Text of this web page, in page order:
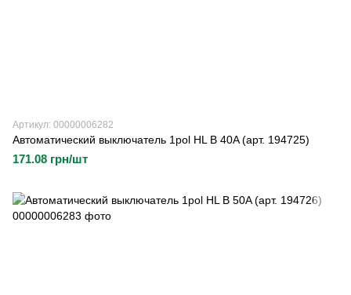
Артикул: 00000006282
Автоматический выключатель 1pol HL B 40A (арт. 194725)
171.08 грн/шт